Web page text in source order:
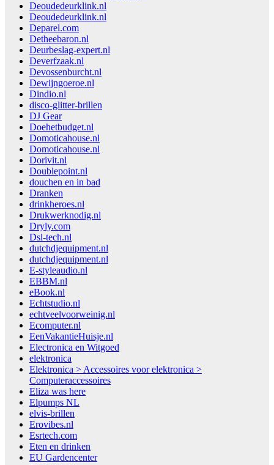
Deoudedeurklink.nl
Deoudedeurklink.nl
Deparel.com
Detheebaron.nl
Deurbeslag-expert.nl
Deverfzaak.nl
Devossenburcht.nl
Dewijngoeroe.nl
Dindio.nl
disco-glitter-brillen
DJ Gear
Doehetbudget.nl
Domoticahouse.nl
Domoticahouse.nl
Dorivit.nl
Doublepoint.nl
douchen en in bad
Dranken
drinkheroes.nl
Drukwerknodig.nl
Dryly.com
Dsl-tech.nl
dutchdjequipment.nl
dutchdjequipment.nl
E-styleaudio.nl
EBBM.nl
eBook.nl
Echtstudio.nl
echtveelvoorweinig.nl
Ecomputer.nl
EenVakantieHuisje.nl
Electronica en Witgoed
elektronica
Elektronica > Accessoires voor elektronica >
Computeraccessoires
Eliza was here
Elpumps NL
elvis-brillen
Erovibes.nl
Esrtech.com
Eten en drinken
EU Gardencenter